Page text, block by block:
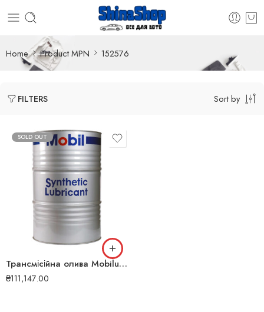
Home Product MPN 152576
FILTERS Sort by
SOLD OUT
Трансмісійна олива Mobilube 1 SHC 75W-90 208л 152576
₴111,147.00